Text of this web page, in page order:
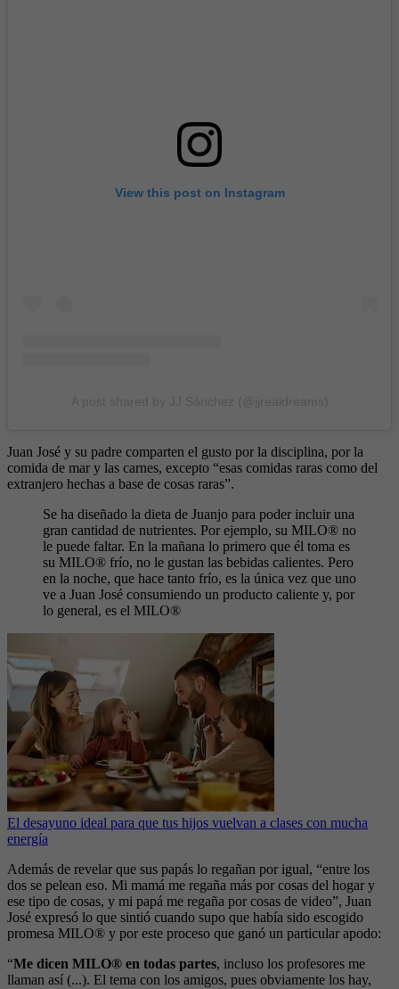
View this post on Instagram
Juan José y su padre comparten el gusto por la disciplina, por la
comida de mar y las carnes, excepto “esas comidas raras como del
extranjero hechas a base de cosas raras”.
Se ha diseñado la dieta de Juanjo para poder incluir una
gran cantidad de nutrientes. Por ejemplo, su MILO® no
le puede faltar. En la mañana lo primero que él toma es
su MILO® frío, no le gustan las bebidas calientes. Pero
en la noche, que hace tanto frío, es la única vez que uno
ve a Juan José consumiendo un producto caliente y, por
lo general, es el MILO®
El desayuno ideal para que tus hijos vuelvan a clases con mucha
energía
Además de revelar que sus papás lo regañan por igual, “entre los
dos se pelean eso. Mi mamá me regaña más por cosas del hogar y
ese tipo de cosas, y mi papá me regaña por cosas de video”, Juan
José expresó lo que sintió cuando supo que había sido escogido
promesa MILO® y por este proceso que ganó un particular apodo:
“Me dicen MILO® en todas partes, incluso los profesores me
llaman así (...). El tema con los amigos, pues obviamente los hay,